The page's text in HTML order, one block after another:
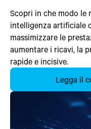
Scopri in che modo le
intelligenza artificiale
massimizzare le
aumentare i ricavi, la
rapide e incisive.
Legga il